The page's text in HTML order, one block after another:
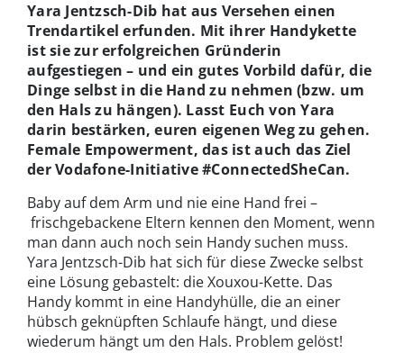
Yara Jentzsch-Dib hat aus Versehen einen
Trendartikel erfunden. Mit ihrer Handykette
ist sie zur erfolgreichen Gründerin
aufgestiegen – und ein gutes Vorbild dafür, die
Dinge selbst in die Hand zu nehmen (bzw. um
den Hals zu hängen). Lasst Euch von Yara
darin bestärken, euren eigenen Weg zu gehen.
Female Empowerment, das ist auch das Ziel
der Vodafone-Initiative #ConnectedSheCan.
Baby auf dem Arm und nie eine Hand frei –
frischgebackene Eltern kennen den Moment, wenn
man dann auch noch sein Handy suchen muss.
Yara Jentzsch-Dib hat sich für diese Zwecke selbst
eine Lösung gebastelt: die Xouxou-Kette. Das
Handy kommt in eine Handyhülle, die an einer
hübsch geknüpften Schlaufe hängt, und diese
wiederum hängt um den Hals. Problem gelöst!